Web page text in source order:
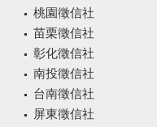
桃園徵信社
苗栗徵信社
彰化徵信社
南投徵信社
台南徵信社
屏東徵信社